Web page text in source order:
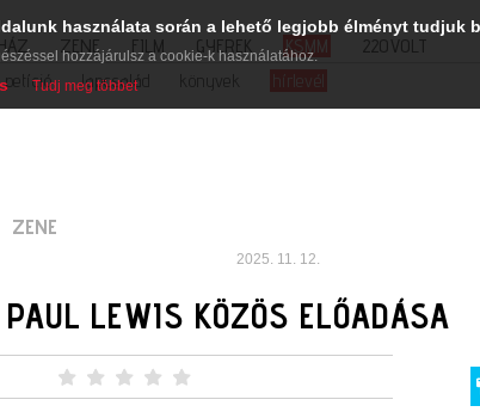
ZENE FILM GYEREK KSMM
220VOLT
petíció lapcsalád könyvek hírlevél
ZENE
2025. 11. 12.
PAUL LEWIS KÖZÖS ELŐADÁSA
használata során a lehető legjobb élményt tudjuk
hozzájárulsz a cookie-k használatához.
Tudj meg többet